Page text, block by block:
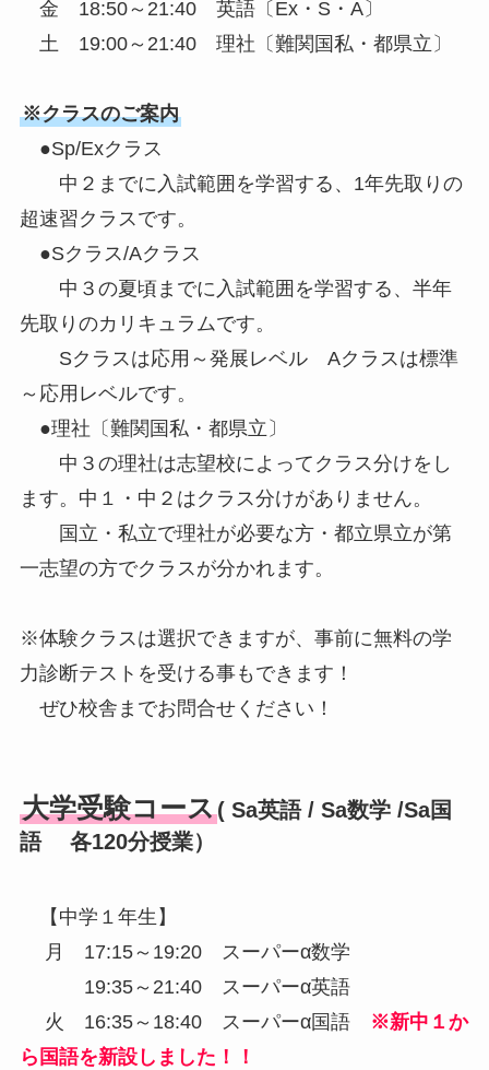
金 18:50～21:40 英語〔Ex・S・A〕
土 19:00～21:40 理社〔難関国私・都県立〕
※クラスのご案内
●Sp/Exクラス
中２までに入試範囲を学習する、1年先取りの
超速習クラスです。
●Sクラス/Aクラス
中３の夏頃までに入試範囲を学習する、半年
先取りのカリキュラムです。
Sクラスは応用～発展レベル Aクラスは標準
～応用レベルです。
●理社〔難関国私・都県立〕
中３の理社は志望校によってクラス分けをし
ます。中１・中２はクラス分けがありません。
国立・私立で理社が必要な方・都立県立が第
一志望の方でクラスが分かれます。
※体験クラスは選択できますが、事前に無料の学
力診断テストを受ける事もできます！
ぜひ校舎までお問合せください！
大学受験コース( Sa英語 / Sa数学 /Sa国
語 各120分授業）
【中学１年生】
月 17:15～19:20 スーパーα数学
19:35～21:40 スーパーα英語
火 16:35～18:40 スーパーα国語
※新中１か
ら国語を新設しました！！